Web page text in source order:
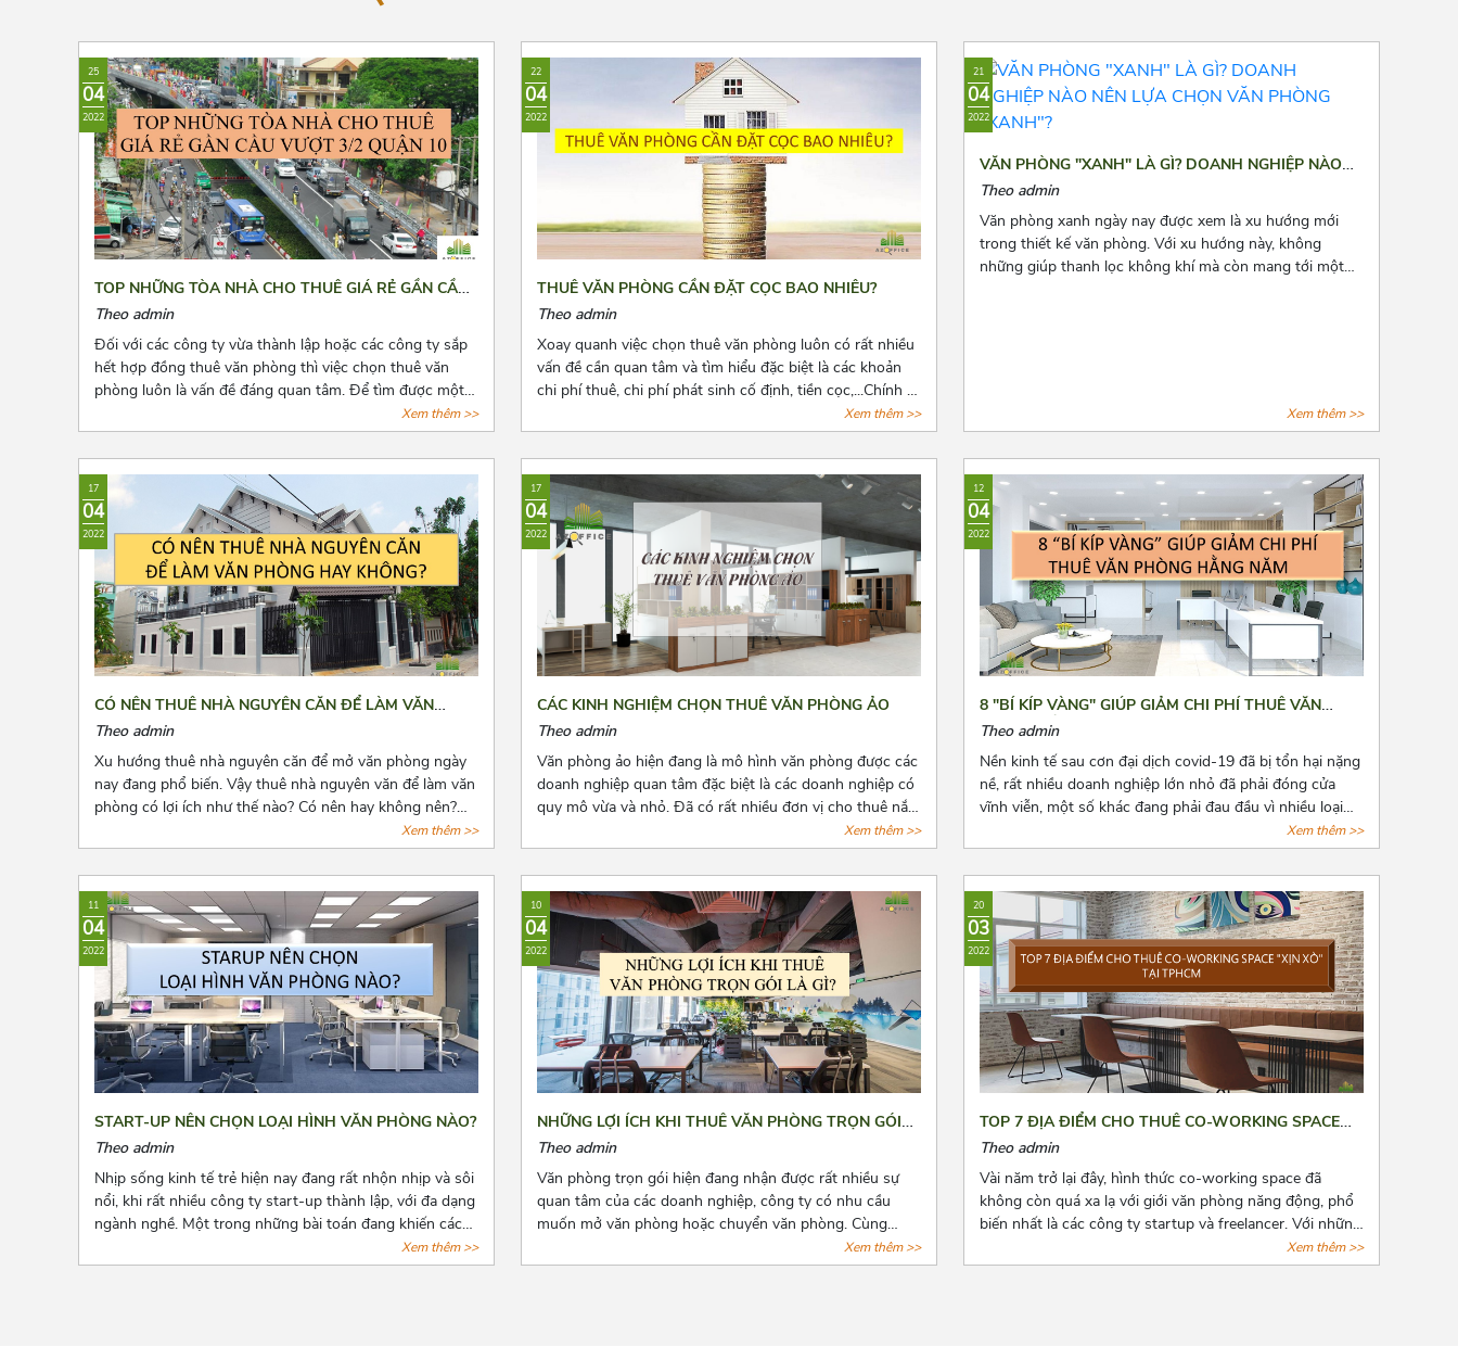
25
04
2022
TOP NHỮNG TÒA NHÀ CHO THUÊ GIÁ RẺ GẦN CẦU
VƯỢT 3/2 QUẬN 10
Theo admin
Đối với các công ty vừa thành lập hoặc các công ty sắp
hết hợp đồng thuê văn phòng thì việc chọn thuê văn
phòng luôn là vấn đề đáng quan tâm. Để tìm được một
văn phòng vừa ý, giá cả hợp lý, vị trí thuận tiện đi lại, cơ
sở hạ tầng tốt thật sự khiến các chủ doanh nghiệp cân
nhắc lựa chọn rất nhiều. Bài viết này, Azoffice sẽ chia sẻ
cho các bạn top những tòa nhà cho thuê giá rẻ gần cầu
vượt 3/2 quận 10.
Xem thêm >>
22
04
2022
THUÊ VĂN PHÒNG CẦN ĐẶT CỌC BAO NHIÊU?
Theo admin
Xoay quanh việc chọn thuê văn phòng luôn có rất nhiều
vấn đề cần quan tâm và tìm hiểu đặc biệt là các khoản
chi phí thuê, chi phí phát sinh cố định, tiền cọc,...Chính vì
vậy trước khi quyết định thuê văn phòng, bên thuê cần
biết rõ số tiền cọc và các loại chi phí thuê hằng tháng,
những quy định pháp luật có liên quan và cách để lấy lại
tiền cọc trong những trường hợp rủi ro có thể xảy ra.
Cùng Azoffice tìm hiểu thêm về nội dung này trong bài
viết dưới đây nhé!
Xem thêm >>
21
04
2022
VĂN PHÒNG "XANH" LÀ GÌ? DOANH NGHIỆP NÀO
NÊN LỰA CHỌN VĂN PHÒNG "XANH"?
Theo admin
Văn phòng xanh ngày nay được xem là xu hướng mới
trong thiết kế văn phòng. Với xu hướng này, không
những giúp thanh lọc không khí mà còn mang tới một
Xem thêm >>
17
04
2022
CÓ NÊN THUÊ NHÀ NGUYÊN CĂN ĐỂ LÀM VĂN
PHÒNG HAY KHÔNG?
Theo admin
Xu hướng thuê nhà nguyên căn để mở văn phòng ngày
nay đang phổ biến. Vậy thuê nhà nguyên văn để làm văn
phòng có lợi ích như thế nào? Có nên hay không nên?
Cùng Azoffice tìm câu trả lời các câu hỏi này qua bài viết
dưới đây nhé!
Xem thêm >>
17
04
2022
CÁC KINH NGHIỆM CHỌN THUÊ VĂN PHÒNG ẢO
Theo admin
Văn phòng ảo hiện đang là mô hình văn phòng được các
doanh nghiệp quan tâm đặc biệt là các doanh nghiệp có
quy mô vừa và nhỏ. Đã có rất nhiều đơn vị cho thuê nắm
bắt được xu hướng đó và tiến hành mở rộng cho thuê
loại hình văn phòng này. Tuy nhiên, đây là dịch vụ còn
quá mới mẻ khiến cho các doanh nghiệp có nhiều điều
phân vân. Bài viết này, Azoffice mong rằng sẽ giải đáp
các thắc mắc của các quý doanh nghiệp.
Xem thêm >>
12
04
2022
8 "BÍ KÍP VÀNG" GIÚP GIẢM CHI PHÍ THUÊ VĂN
PHÒNG HẰNG NĂM
Theo admin
Nền kinh tế sau cơn đại dịch covid-19 đã bị tổn hại nặng
nề, rất nhiều doanh nghiệp lớn nhỏ đã phải đóng cửa
vĩnh viễn, một số khác đang phải đau đầu vì nhiều loại
chi phí cố định phải chi trả, trong đó không thể không
nhắc đến chi phí thuê văn phòng, kho bãi,...Bài viết là 8
“bí kíp vàng” mà Azoffice muốn chia sẻ để phần nào
giúp các bạn giảm chi phí thuê văn phòng, giảm bớt nỗi
lo cho các doanh nghiệp.
Xem thêm >>
11
04
2022
START-UP NÊN CHỌN LOẠI HÌNH VĂN PHÒNG NÀO?
Theo admin
Nhịp sống kinh tế trẻ hiện nay đang rất nhộn nhịp và sôi
nổi, khi rất nhiều công ty start-up thành lập, với đa dạng
ngành nghề. Một trong những bài toán đang khiến các
start-up đau đầu là chọn lựa một văn phòng sao cho
phù hợp với mức vốn ban đầu còn hạn hẹp. Và bài viết
Xem thêm >>
10
04
2022
NHỮNG LỢI ÍCH KHI THUÊ VĂN PHÒNG TRỌN GÓI
LÀ GÌ?
Theo admin
Văn phòng trọn gói hiện đang nhận được rất nhiều sự
quan tâm của các doanh nghiệp, công ty có nhu cầu
muốn mở văn phòng hoặc chuyển văn phòng. Cùng
Azoffice điểm danh những lợi ích khi thuê văn phòng
trọn gói qua bài viết dưới đây nhé!
Xem thêm >>
20
03
2022
TOP 7 ĐỊA ĐIỂM CHO THUÊ CO-WORKING SPACE
“XỊN XÒ” TẠI TPHCM
Theo admin
Vài năm trở lại đây, hình thức co-working space đã
không còn quá xa lạ với giới văn phòng năng động, phổ
biến nhất là các công ty startup và freelancer. Với những
tiện ích cơ bản của giới văn phòng, hình thức này còn
đặt biệt chú trọng đến không gian tạo nguồn cảm hứng
Xem thêm >>